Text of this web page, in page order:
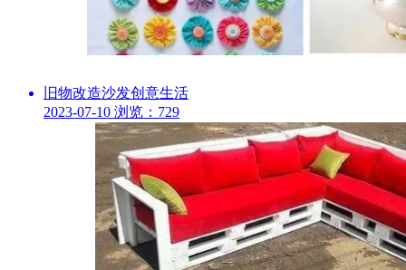
旧物改造沙发创意生活
2023-07-10 浏览：729